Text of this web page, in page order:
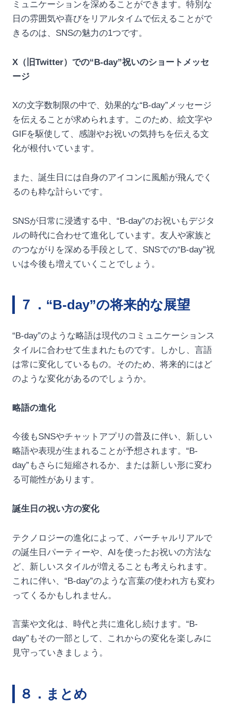
ミュニケーションを深めることができます。特別な
日の雰囲気や喜びをリアルタイムで伝えることがで
きるのは、SNSの魅力の1つです。
X（旧Twitter）での“B-day”祝いのショートメッセ
ージ
Xの文字数制限の中で、効果的な“B-day”メッセージ
を伝えることが求められます。このため、絵文字や
GIFを駆使して、感謝やお祝いの気持ちを伝える文
化が根付いています。
また、誕生日には自身のアイコンに風船が飛んでく
るのも粋な計らいです。
SNSが日常に浸透する中、“B-day”のお祝いもデジタ
ルの時代に合わせて進化しています。友人や家族と
のつながりを深める手段として、SNSでの“B-day”祝
いは今後も増えていくことでしょう。
７．“B-day”の将来的な展望
“B-day”のような略語は現代のコミュニケーションス
タイルに合わせて生まれたものです。しかし、言語
は常に変化しているもの。そのため、将来的にはど
のような変化があるのでしょうか。
略語の進化
今後もSNSやチャットアプリの普及に伴い、新しい
略語や表現が生まれることが予想されます。“B-
day”もさらに短縮されるか、または新しい形に変わ
る可能性があります。
誕生日の祝い方の変化
テクノロジーの進化によって、バーチャルリアルで
の誕生日パーティーや、AIを使ったお祝いの方法な
ど、新しいスタイルが増えることも考えられます。
これに伴い、“B-day”のような言葉の使われ方も変わ
ってくるかもしれません。
言葉や文化は、時代と共に進化し続けます。“B-
day”もその一部として、これからの変化を楽しみに
見守っていきましょう。
８．まとめ